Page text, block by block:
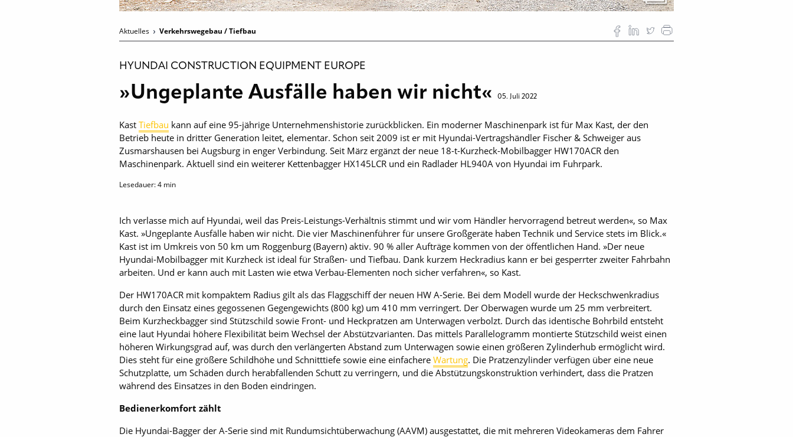
Aktuelles Verkehrswegebau / Tiefbau
HYUNDAI CONSTRUCTION EQUIPMENT EUROPE
»Ungeplante Ausfälle haben wir nicht« 05. Juli 2022
Kast Tiefbau kann auf eine 95-jährige Unternehmenshistorie zurückblicken. Ein moderner Maschinenpark ist für Max Kast, der den
Betrieb heute in dritter Generation leitet, elementar. Schon seit 2009 ist er mit Hyundai-Vertragshändler Fischer & Schweiger aus
Zusmarshausen bei Augsburg in enger Verbindung. Seit März ergänzt der neue 18-t-Kurzheck-Mobilbagger HW170ACR den
Maschinenpark. Aktuell sind ein weiterer Kettenbagger HX145LCR und ein Radlader HL940A von Hyundai im Fuhrpark.
Lesedauer:4 min
Ich verlasse mich auf Hyundai, weil das Preis-Leistungs-Verhältnis stimmt und wir vom Händler hervorragend betreut werden«, so Max
Kast. »Ungeplante Ausfälle haben wir nicht. Die vier Maschinenführer für unsere Großgeräte haben Technik und Service stets im Blick.«
Kast ist im Umkreis von 50 km um Roggenburg (Bayern) aktiv. 90 % aller Aufträge kommen von der öffentlichen Hand. »Der neue
Hyundai-Mobilbagger mit Kurzheck ist ideal für Straßen- und Tiefbau. Dank kurzem Heckradius kann er bei gesperrter zweiter Fahrbahn
arbeiten. Und er kann auch mit Lasten wie etwa Verbau-Elementen noch sicher verfahren«, so Kast.
Der HW170ACR mit kompaktem Radius gilt als das Flaggschiff der neuen HW A-Serie. Bei dem Modell wurde der Heck­schwenk­radius
durch den Einsatz eines gegossenen Gegengewichts (800 kg) um 410 mm verringert. Der Oberwagen wurde um 25 mm verbreitert.
Beim Kurzheckbagger sind Stützschild sowie Front- und Heckpratzen am Unterwagen verbolzt. Durch das identische Bohrbild entsteht
eine laut Hyundai höhere Flexibilität beim Wechsel der Abstützvarianten. Das mittels Parallelogramm montierte Stützschild weist einen
höheren Wirkungsgrad auf, was durch den verlängerten Abstand zum Unterwagen sowie einen größeren Zylinderhub ermöglicht wird.
Dies steht für eine größere Schildhöhe und Schnitttiefe sowie eine einfachere Wartung. Die Pratzenzylinder verfügen über eine neue
Schutzplatte, um Schäden durch herabfallenden Schutt zu verringern, und die Abstützungskonstruktion verhindert, dass die Pratzen
während des Einsatzes in den Boden eindringen.
Bedienerkomfort zählt
Die Hyundai-Bagger der A-Serie sind mit Rundumsichtüberwachung (AAVM) ausgestattet, die mit mehreren Videokameras dem Fahrer